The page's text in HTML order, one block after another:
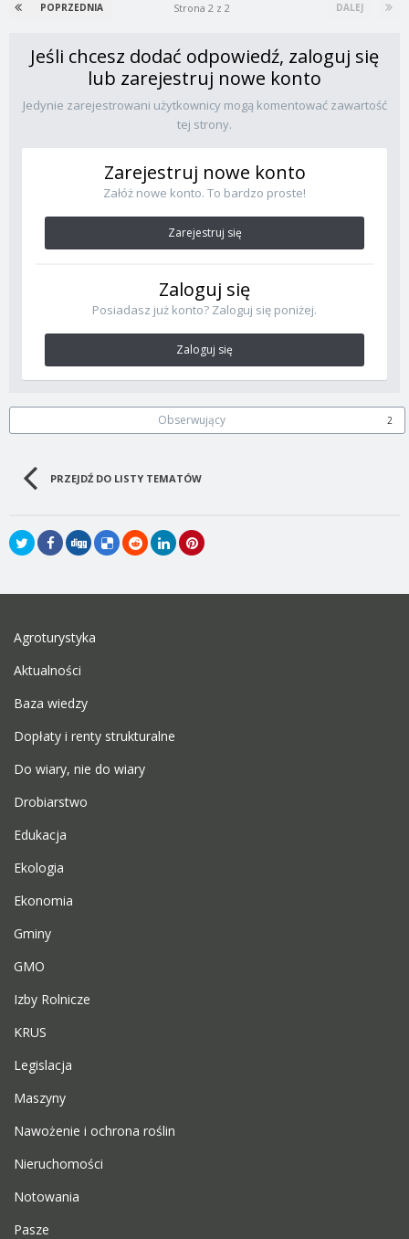
POPRZEDNIA DALEJ
Strona 2 z 2
Jeśli chcesz dodać odpowiedź, zaloguj się
lub zarejestruj nowe konto
Jedynie zarejestrowani użytkownicy mogą komentować zawartość
tej strony.
Zarejestruj nowe konto
Załóż nowe konto. To bardzo proste!
Zarejestruj się
Zaloguj się
Posiadasz już konto? Zaloguj się poniżej.
Zaloguj się
Obserwujący 2
PRZEJDŹ DO LISTY TEMATÓW
Agroturystyka
Aktualności
Baza wiedzy
Dopłaty i renty strukturalne
Do wiary, nie do wiary
Drobiarstwo
Edukacja
Ekologia
Ekonomia
Gminy
GMO
Izby Rolnicze
KRUS
Legislacja
Maszyny
Nawożenie i ochrona roślin
Nieruchomości
Notowania
Pasze